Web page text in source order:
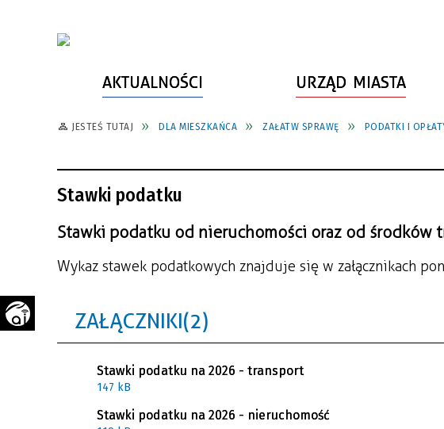
AKTUALNOŚCI URZĄD MIASTA
WŁADZE MIASTA
URZĄD STANU CYWILNEGO
RADA MIEJSKA
BUDŻET MIASTA
FUNDUSZE ZEWNĘTRZNE
INFORMACJE O MIEŚCIE
PARTNERZY, NGO
JEDNOSTKI MIEJSKIE
EDUKACJA
POWIATOWY LIDER
PRZEDSIĘBIORCZOŚCI
WAŻNE TELEFONY
GAZETA SAMORZĄDOWA
"PSZOW.PL"
SPORT
SZLAKI TURYSTYCZNE
ZABYTKI
ZAŁATW SPRAWĘ
BEZPIECZEŃSTWO
ZWIERZĘTA W GMINIE
POMIAR SATYSFAKCJI KLIENTA
KOMUNIKACJA I TRANSPORT
PRZESTRZENNE
JESTEŚ TUTAJ DLA MIESZKAŃCA ZAŁATW SPRAWĘ PODATKI I
Stawki podatku
Stawki podatku od nieruchomości oraz od środków
Wykaz stawek podatkowych znajduje się w załącznikach
ZAŁĄCZNIKI (2)
Stawki podatku na 2026 - transport
147 kB
Stawki podatku na 2026 - nieruchomość